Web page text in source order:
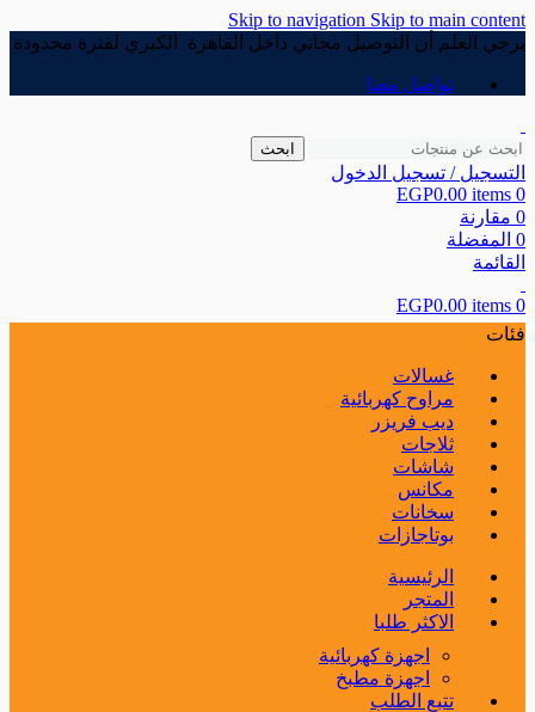
Skip to navigation Skip to main content
يرجي العلم أن التوصيل مجاني داخل القاهرة الكبري لفترة محدودة
تواصل معنا
ابحث
التسجيل / تسجيل الدخول
0
items
EGP0.00
0 مقارنة
0 المفضلة
القائمة
0
items
EGP0.00
فئات
غسالات
مراوح كهربائية
ديب فريزر
ثلاجات
شاشات
مكانس
سخانات
بوتاجازات
الرئيسية
المتجر
الاكثر طلبا
اجهزة كهربائية
اجهزة مطبخ
تتبع الطلب